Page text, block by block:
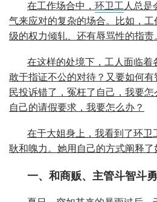
在工作场合中， 环卫工 人总是
气来应对的复杂的场合。比如，
级的权力倾轧、还有辱骂性的指责
在这样的处境下，工人面临着
敢于指证不公的对待？又要如何
民投诉错了，冤枉了自己，我要
自己的请假要求，我要怎么办？
在于大姐身上，我看到了环卫
耿和魄力。她用自己的方式阐释了
一、 和商贩、主管斗智斗勇